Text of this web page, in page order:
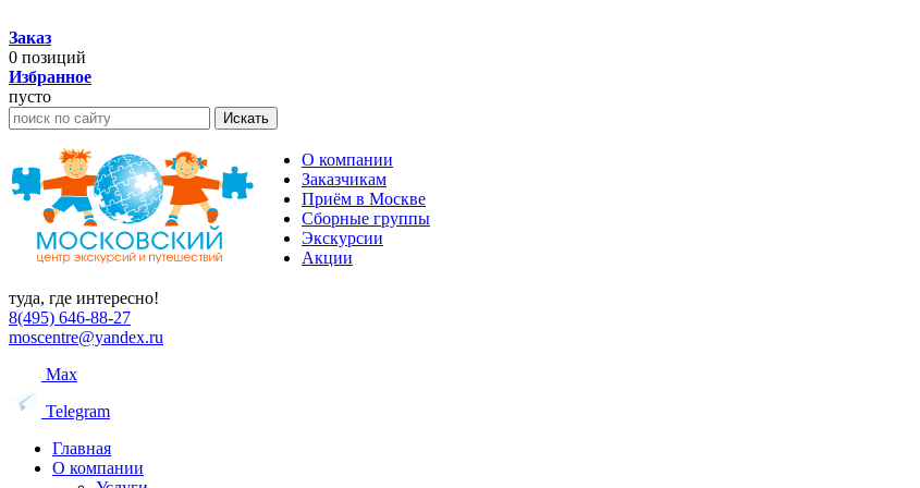
Заказ
0 позиций
Избранное
пусто
Искать
О компании
Заказчикам
Приём в Москве
Сборные группы
Экскурсии
Акции
туда, где интересно!
8(495) 646-88-27
moscentre@yandex.ru
Max
Telegram
Главная
О компании